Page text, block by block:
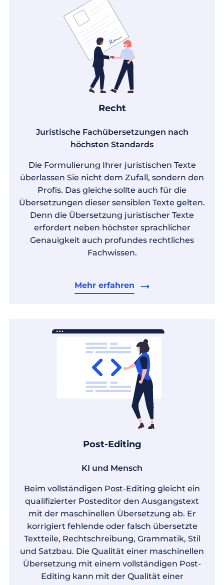
Recht
Juristische Fachübersetzungen nach
höchsten Standards
Die Formulierung Ihrer juristischen Texte
überlassen Sie nicht dem Zufall, sondern den
Profis. Das gleiche sollte auch für die
Übersetzungen dieser sensiblen Texte gelten.
Denn die Übersetzung juristischer Texte
erfordert neben höchster sprachlicher
Genauigkeit auch profundes rechtliches
Fachwissen.
Mehr erfahren
Post-Editing
KI und Mensch
Beim vollständigen Post-Editing gleicht ein
qualifizierter Posteditor den Ausgangstext
mit der maschinellen Übersetzung ab. Er
korrigiert fehlende oder falsch übersetzte
Textteile, Rechtschreibung, Grammatik, Stil
und Satzbau. Die Qualität einer maschinellen
Übersetzung mit einem vollständigen Post-
Editing kann mit der Qualität einer